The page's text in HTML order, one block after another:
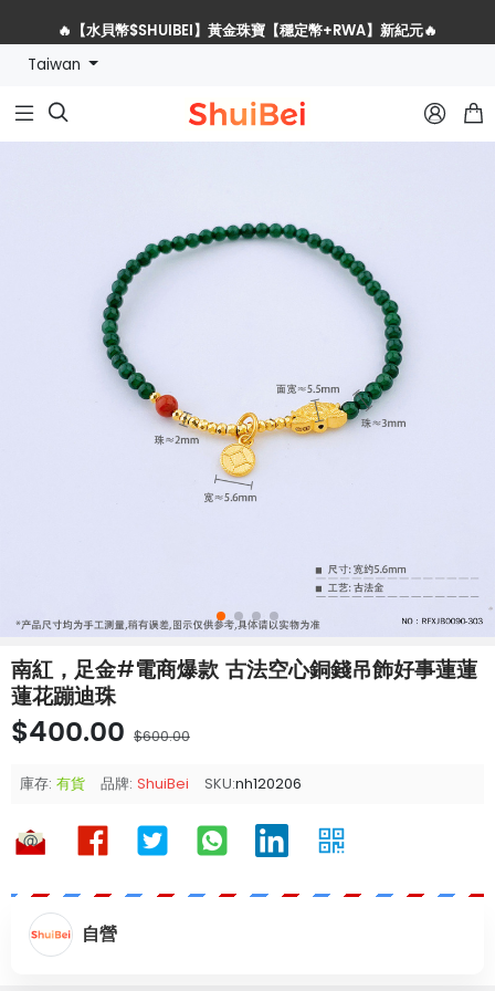
🔥【水貝幣$SHUIBEI】黃金珠寶【穩定幣+RWA】新紀元🔥
Taiwan
  
南紅，足金#電商爆款 古法空心銅錢吊飾好事蓮蓮
蓮花蹦迪珠
$400.00 $600.00
庫存: 有貨 品牌: ShuiBei SKU:nh120206
自營